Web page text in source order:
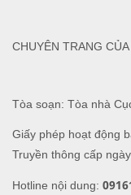
Tòa soạn: Tòa nhà
Giấy phép hoạt động
Truyền thông cấp
Hotline nội dung:
CHUYÊN TRANG